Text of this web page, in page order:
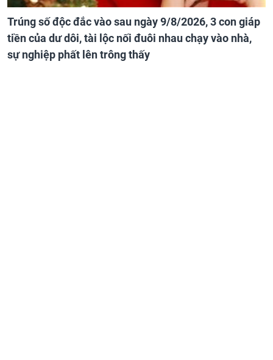
Trúng số độc đắc vào sau ngày 9/8/2026, 3 con giáp
tiền của dư dôi, tài lộc nối đuôi nhau chạy vào nhà,
sự nghiệp phất lên trông thấy